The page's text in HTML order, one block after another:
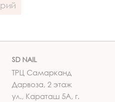
SD NAIL
ТРЦ Самарканд
Дарвоза, 2 этаж
ул., Караташ 5А, г.